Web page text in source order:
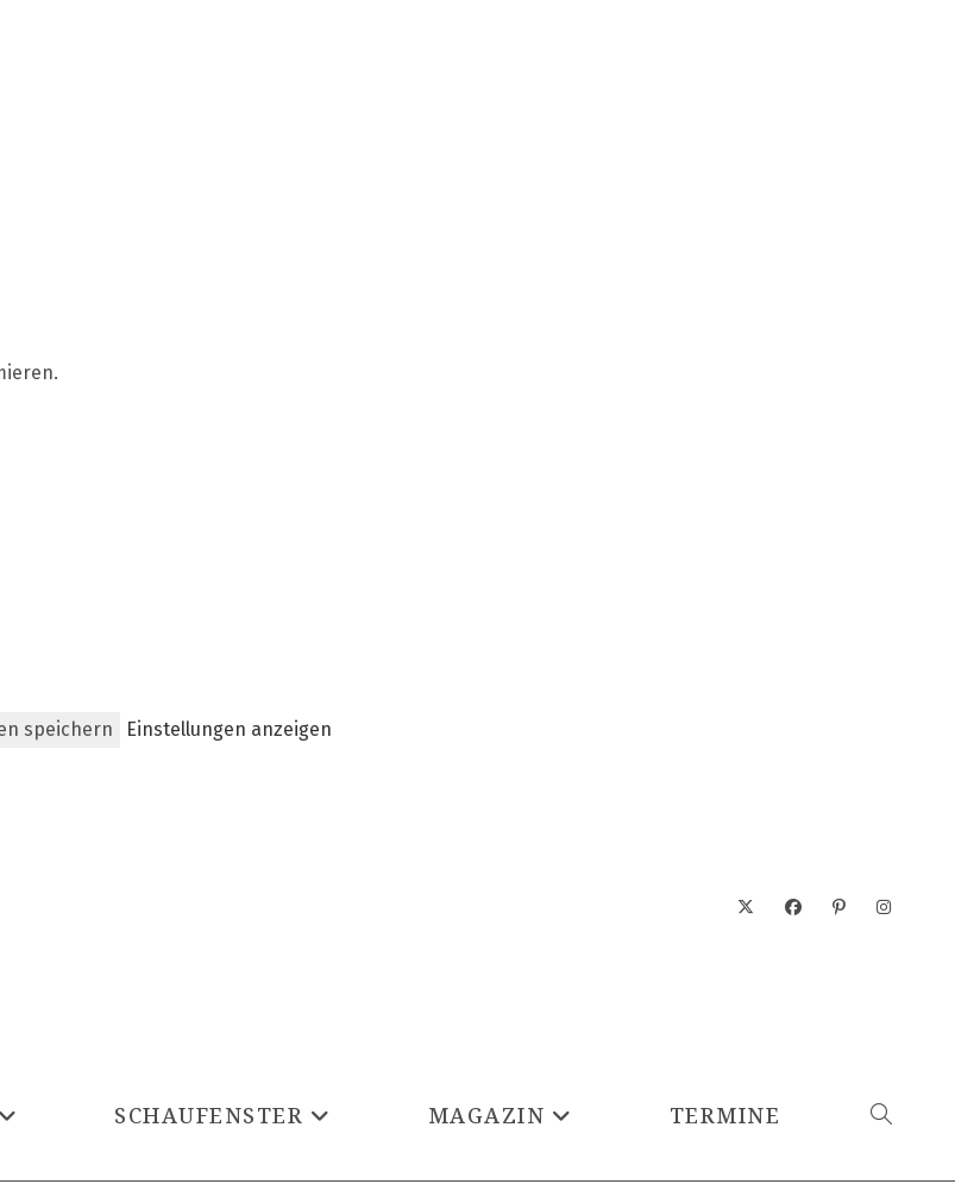
speichern Einstellungen anzeigen
SCHAUFENSTER MAGAZIN TERMINE WEBSITE-